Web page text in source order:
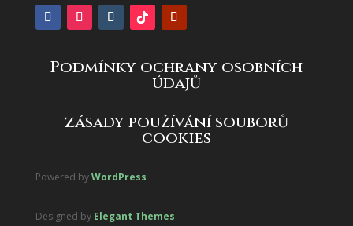
Podmínky ochrany osobních
údajů
zásady používání souborů
cookies
Powered byWordPress
Designed by Elegant Themes